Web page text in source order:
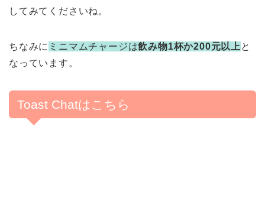
してみてくださいね。
ちなみに ミニマムチャージは飲み物1杯か200元以上 と
なっています。
Toast Chatはこちら